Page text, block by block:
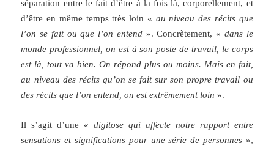
séparation entre le fait d’être à la fois là, corporellement, et
d’être en même temps très loin « au niveau des récits que
l’on se fait ou que l’on entend». Concrètement, « dans le
monde professionnel, on est à son poste de travail, le corps
est là, tout va bien. On répond plus ou moins. Mais en fait,
au niveau des récits qu’on se fait sur son propre travail ou
des récits que l’on entend, on est extrêmement loin ».
Il s’agit d’une «digitose qui affecte notre rapport entre
sensations et significations pour une série de personnes»,